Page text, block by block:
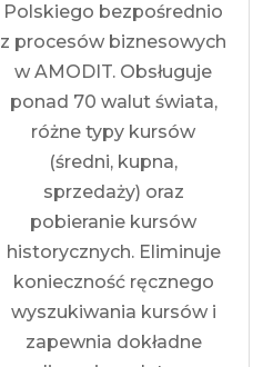
Polskiego bezpośrednio
z procesów biznesowych
w AMODIT. Obsługuje
ponad 70 walut świata,
różne typy kursów
(średni, kupna,
sprzedaży) oraz
pobieranie kursów
historycznych. Eliminuje
konieczność ręcznego
wyszukiwania kursów i
zapewnia dokładne